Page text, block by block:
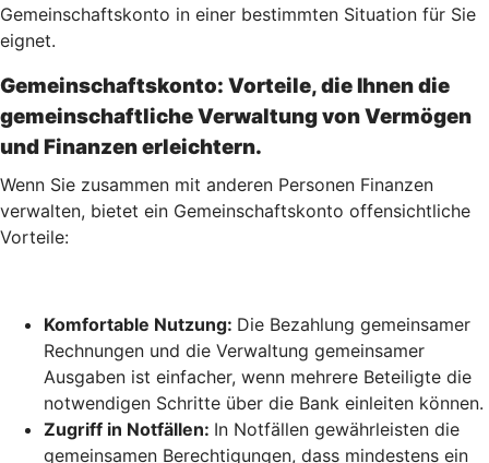
Gemeinschaftskonto in einer bestimmten Situation für Sie
eignet.
Gemeinschaftskonto: Vorteile, die Ihnen die
gemeinschaftliche Verwaltung von Vermögen
und Finanzen erleichtern.
Wenn Sie zusammen mit anderen Personen Finanzen
verwalten, bietet ein Gemeinschaftskonto offensichtliche
Vorteile:
Komfortable Nutzung: Die Bezahlung gemeinsamer
Rechnungen und die Verwaltung gemeinsamer
Ausgaben ist einfacher, wenn mehrere Beteiligte die
notwendigen Schritte über die Bank einleiten können.
Zugriff in Notfällen: In Notfällen gewährleisten die
gemeinsamen Berechtigungen, dass mindestens ein